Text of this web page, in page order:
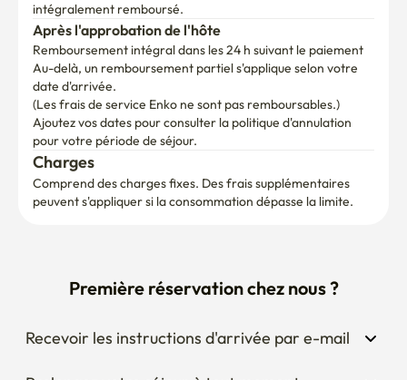
intégralement remboursé.
Après l'approbation de l'hôte
Remboursement intégral dans les 24 h suivant le paiement
Au-delà, un remboursement partiel s'applique selon votre
date d'arrivée.
(Les frais de service Enko ne sont pas remboursables.)
Ajoutez vos dates pour consulter la politique d'annulation
pour votre période de séjour.
Charges
Comprend des charges fixes. Des frais supplémentaires
peuvent s'appliquer si la consommation dépasse la limite.
Première réservation chez nous ?
Recevoir les instructions d'arrivée par e-mail